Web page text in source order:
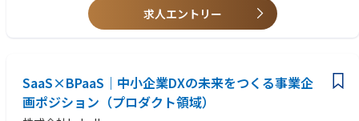
・CXOをはじめとする経営層との信頼関係を構築し、戦略的な提案活動を
￣￣￣￣￣
Akamaiは世界135カ国に35万台以上のサーバーを設置し、クラウドサービ
スを提供しています。”超分散型”で強大なリソースを持っていることで高
・ネットワーク、セキュリティ領域への知見
求人エントリー
SaaS×BPaaS｜中小企業DXの未来をつくる事業企
画ポジション（プロダクト領域）